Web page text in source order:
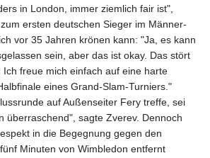
in London, immer ziemlich fair ist",
ersten deutschen Sieger im Männer-
vor 35 Jahren krönen kann: "Ja, es kann
sein, aber das ist okay. Das stört
freue mich einfach auf eine harte
eines Grand-Slam-Turniers."
auf Außenseiter Fery treffe, sei
überraschend", sagte Zverev. Dennoch
in die Begegnung gegen den
Minuten von Wimbledon entfernt